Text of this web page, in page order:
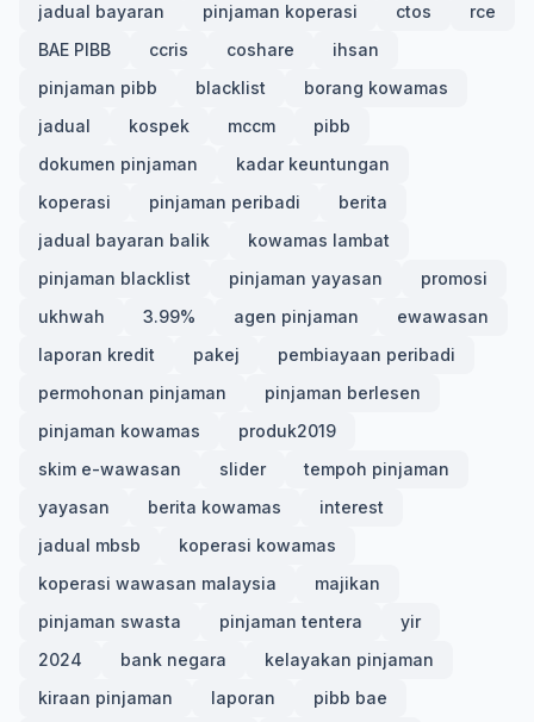
jadual bayaran
pinjaman koperasi ctos
rce
BAE PIBB
ccris coshare
ihsan
pinjaman pibb
blacklist
borang kowamas
jadual
kospek mccm
pibb
dokumen pinjaman
kadar keuntungan
koperasi
pinjaman peribadi
berita
jadual bayaran balik
kowamas lambat
pinjaman blacklist
pinjaman yayasan
promosi
ukhwah
3.99% agen pinjaman
ewawasan
laporan kredit
pakej
pembiayaan peribadi
permohonan pinjaman
pinjaman berlesen
pinjaman kowamas
produk2019
skim e-wawasan
slider
tempoh pinjaman
yayasan
berita kowamas
interest
jadual mbsb
koperasi kowamas
koperasi wawasan malaysia
majikan
pinjaman swasta
pinjaman tentera
yir
2024
bank negara
kelayakan pinjaman
kiraan pinjaman
laporan pibb bae